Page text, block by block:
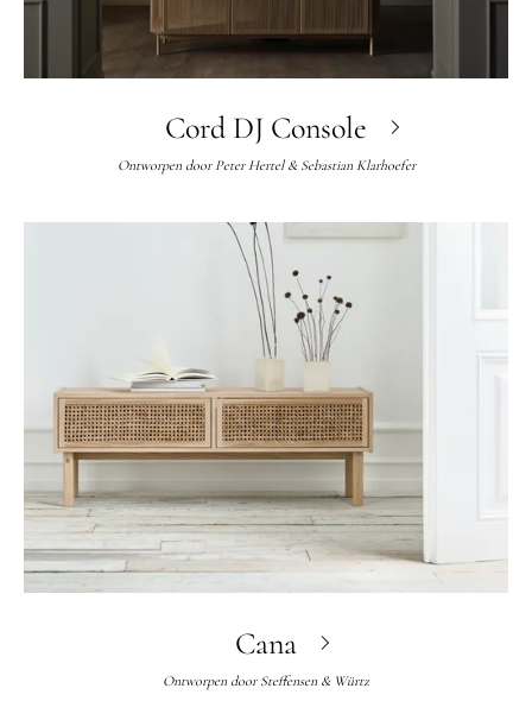
Cord DJ Console
Ontworpen door Peter Hertel & Sebastian Klarhoefer
Cana
Ontworpen door Steffensen & Würtz